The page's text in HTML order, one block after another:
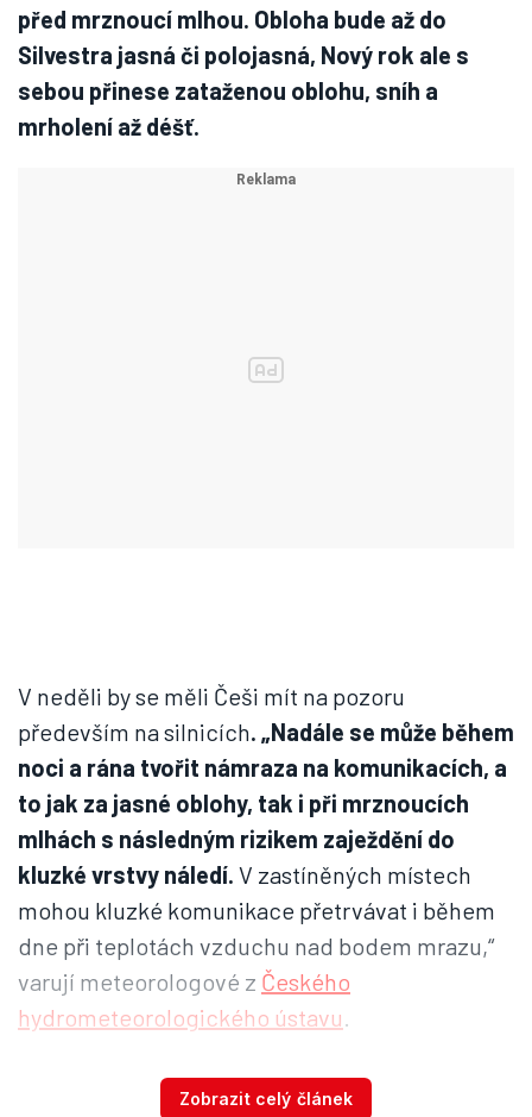
před mrznoucí mlhou. Obloha bude až do
Silvestra jasná či polojasná, Nový rok ale s
sebou přinese zataženou oblohu, sníh a
mrholení až déšť.
V neděli by se měli Češi mít na pozoru
především na silnicích. „Nadále se může během
noci a rána tvořit námraza na komunikacích, a
to jak za jasné oblohy, tak i při mrznoucích
mlhách s následným rizikem zaježdění do
kluzké vrstvy náledí. V zastíněných místech
mohou kluzké komunikace přetrvávat i během
dne při teplotách vzduchu nad bodem mrazu,“
varují meteorologové z Českého
hydrometeorologického ústavu.
Obloha by měla být jasná nebo skoro jasná.
Zobrazit celý článek